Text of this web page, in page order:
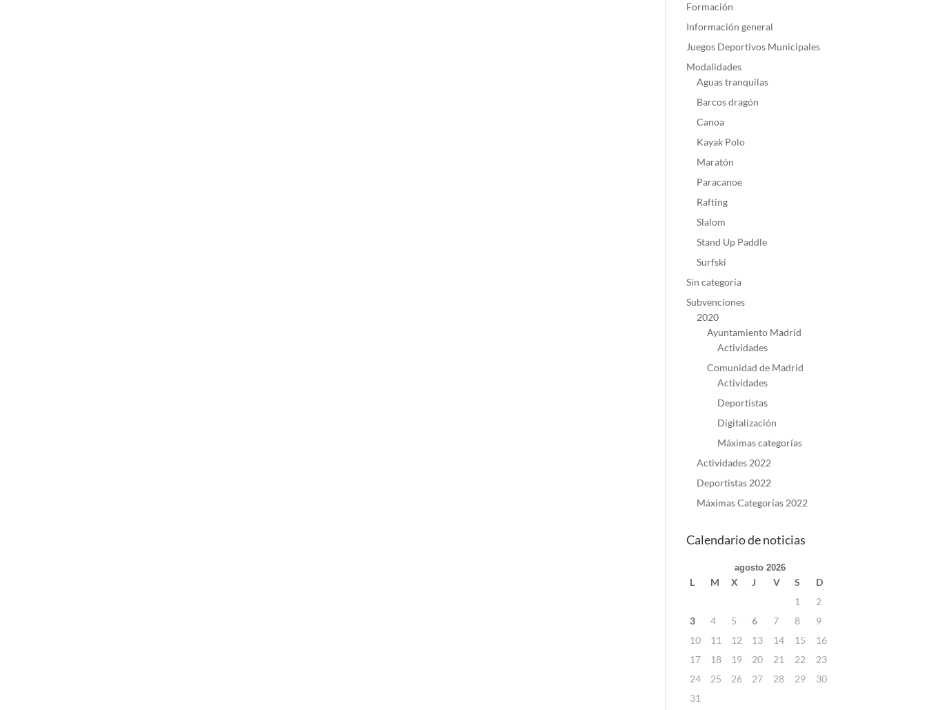
Formación
Información general
Juegos Deportivos Municipales
Modalidades
Aguas tranquilas
Barcos dragón
Canoa
Kayak Polo
Maratón
Paracanoe
Rafting
Slalom
Stand Up Paddle
Surfski
Sin categoría
Subvenciones
2020
Ayuntamiento Madrid
Actividades
Comunidad de Madrid
Actividades
Deportistas
Digitalización
Máximas categorías
Actividades 2022
Deportistas 2022
Máximas Categorías 2022
Calendario de noticias
agosto 2026
L M X J V S
D
1
2
3
4 5 6 7 8
9
10
11 12 13 14 15
16
17
18 19 20 21 22
23
24
25 26 27 28 29
30
31